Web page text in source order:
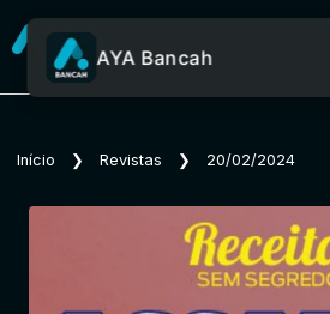
Sobre o
AYA Bancah
Início ❯ Revistas ❯ 20/02/2024